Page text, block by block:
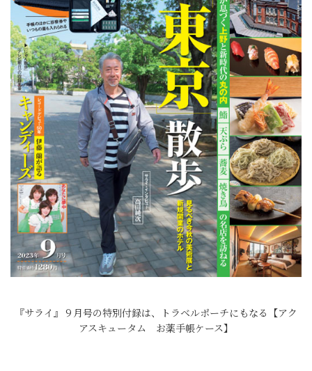
『サライ』９月号の特別付録は、トラベルポーチにもなる【アク
アスキュータム お薬手帳ケース】